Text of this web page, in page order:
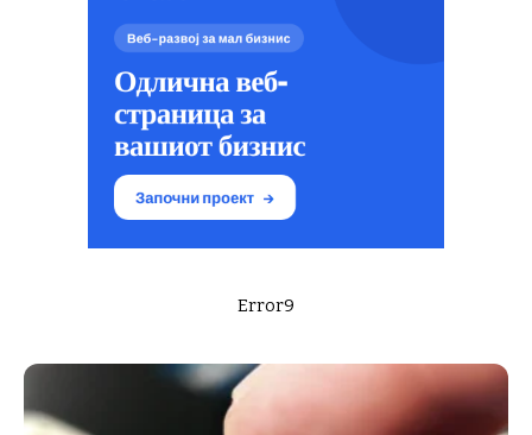
Error9